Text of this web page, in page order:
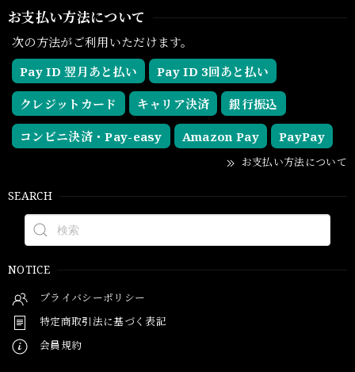
お支払い方法について
次の方法がご利用いただけます。
Pay ID 翌月あと払い
Pay ID 3回あと払い
クレジットカード キャリア決済 銀行振込
コンビニ決済・Pay-easy Amazon Pay PayPay
お支払い方法について
SEARCH
NOTICE
プライバシーポリシー
特定商取引法に基づく表記
会員規約